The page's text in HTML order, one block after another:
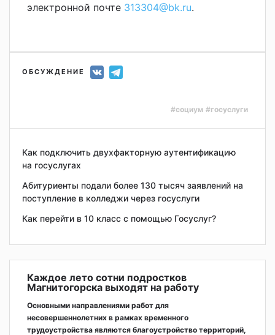
электронной почте 313304@bk.ru.
ОБСУЖДЕНИЕ
#социум #госуслуги
Как подключить двухфакторную аутентификацию
на госуслугах
Абитуриенты подали более 130 тысяч заявлений на
поступление в колледжи через госуслуги
Как перейти в 10 класс с помощью Госуслуг?
Каждое лето сотни подростков
Магнитогорска выходят на работу
Основными направлениями работ для
несовершеннолетних в рамках временного
трудоустройства являются благоустройство территорий,